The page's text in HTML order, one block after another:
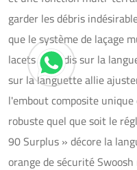
garder les débris
que le système de laçage
lacets arrondis sur la
sur la languette allie
l'embout composite
robuste quel que soit le
90 Surplus » décore la
orange de sécurité